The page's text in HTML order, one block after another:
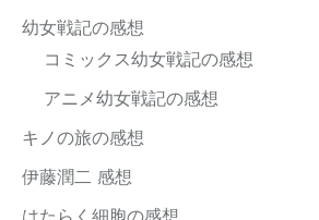
幼女戦記の感想
コミックス幼女戦記の感想
アニメ幼女戦記の感想
キノの旅の感想
伊藤潤二 感想
はたらく細胞の感想